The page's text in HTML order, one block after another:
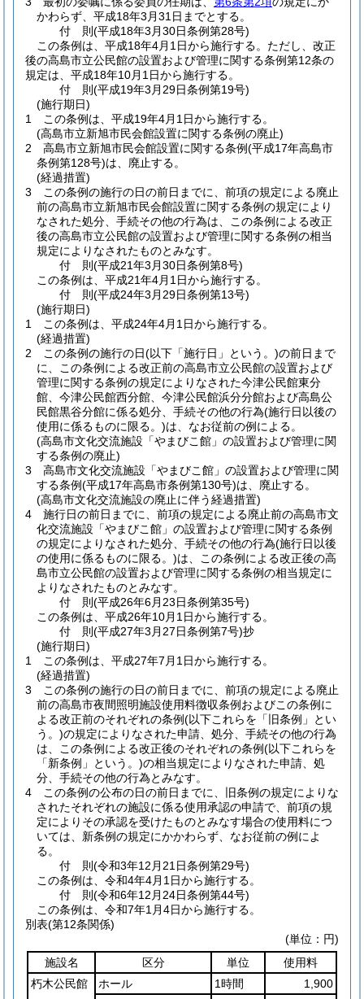
かわらず、平成18年3月31日までとする。
付 則(平成18年3月30日条例第28号)
この条例は、平成18年4月1日から施行する。 ただし、改正
後の高島市立公民館の設置および管理に関する条例第12条の
規定は、平成18年10月1日から施行する。
付 則(平成19年3月29日条例第19号)
(施行期日)
1
この条例は、平成19年4月1日から施行する。
(高島市立新旭市民会館設置に関する条例の廃止)
2
高島市立新旭市民会館設置に関する条例(平成17年高島市
条例第128号)は、廃止する。
(経過措置)
3
この条例の施行の日の前日までに、前項の規定による廃止
前の高島市立新旭市民会館設置に関する条例の規定により
なされた処分、手続その他の行為は、この条例による改正
後の高島市立公民館の設置および管理に関する条例の相当
規定によりなされたものとみなす。
付 則(平成21年3月30日条例第8号)
この条例は、平成21年4月1日から施行する。
付 則(平成24年3月29日条例第13号)
(施行期日)
1
この条例は、平成24年4月1日から施行する。
(経過措置)
2
この条例の施行の日(以下「施行日」という。)の前日まで
に、この条例による改正前の高島市立公民館の設置および
管理に関する条例の規定によりなされた今津公民館東分
館、今津公民館西分館、今津公民館浜分分館および高島公
民館黒谷分館に係る処分、手続その他の行為(施行日以後の
使用に係るものに限る。)は、なお従前の例による。
(高島市文化交流施設「やまびこ館」の設置および管理に関
する条例の廃止)
3
高島市文化交流施設「やまびこ館」の設置および管理に関
する条例(平成17年高島市条例第130号)は、廃止する。
(高島市文化交流施設の廃止に伴う経過措置)
4
施行日の前日までに、前項の規定による廃止前の高島市文
化交流施設「やまびこ館」の設置および管理に関する条例
の規定によりなされた処分、手続その他の行為(施行日以後
の使用に係るものに限る。)は、この条例による改正後の高
島市立公民館の設置および管理に関する条例の相当規定に
よりなされたものとみなす。
付 則(平成26年6月23日条例第35号)
この条例は、平成26年10月1日から施行する。
付 則(平成27年3月27日条例第7号)抄
(施行期日)
1
この条例は、平成27年7月1日から施行する。
(経過措置)
3
この条例の施行の日の前日までに、前項の規定による廃止
前の高島市夜間照明施設使用料徴収条例およびこの条例に
よる改正前のそれぞれの条例(以下これらを「旧条例」とい
う。)の規定によりなされた申請、処分、手続その他の行為
は、この条例による改正後のそれぞれの条例(以下これらを
「新条例」という。)の相当規定によりなされた申請、処
分、手続その他の行為とみなす。
4
この条例の公布の日の前日までに、旧条例の規定によりな
されたそれぞれの施設に係る使用承認の申請で、前項の規
定によりその承認を受けたものとみなす場合の使用料につ
いては、新条例の規定にかかわらず、なお従前の例によ
る。
付 則(令和3年12月21日条例第29号)
この条例は、令和4年4月1日から施行する。
付 則(令和6年12月24日条例第44号)
この条例は、令和7年1月4日から施行する。
別表(第12条関係)
(単位：円)
施設名
区分 単位
使用料
朽木公民館
ホール 1時間
1,900